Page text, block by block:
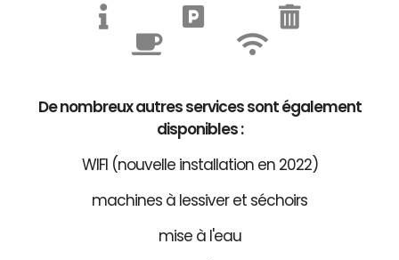
De nombreux autres services sont également
disponibles :
WIFI (nouvelle installation en 2022)
machines à lessiver et séchoirs
mise à l'eau